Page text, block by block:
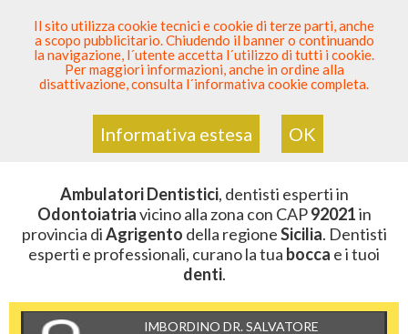
SEI DENTISTA? PARTECIPA
Sei QuiElenco Dentista Sicuro > Odontoiatria>
Ambulatori Dentistici>Sicilia> Agrigento>CAP 92021
ZONA CON CAP 92021
Ambulatori Dentistici, dentisti esperti in
Odontoiatriavicino alla zona con CAP92021in
provincia diAgrigento della regioneSicilia. Dentisti
esperti e professionali, curano la tua bocca e i tuoi
denti.
IMBORDINO DR. SALVATORE
Il sito utilizza cookie tecnici e cookie di terze parti, anche
a scopo pubblicitario. Chiudendo il banner o continuando
la navigazione, l´utente accetta l´utilizzo di tutti i cookie.
Per maggiori informazioni, anche in ordine alla
disattivazione, consulta l´informativa cookie completa.
Informativa estesa OK